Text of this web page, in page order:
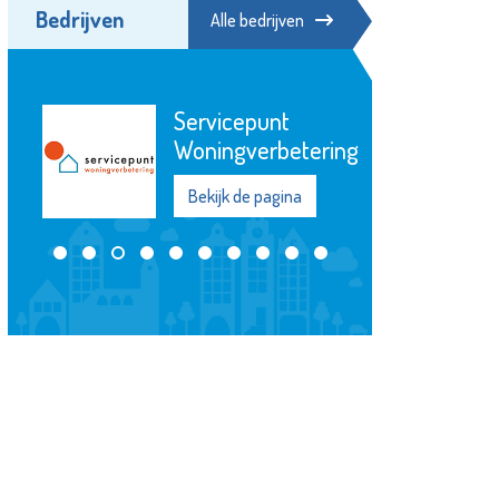
Bedrijven Alle bedrijven
Servicepunt
Woningverbetering
Bekijk de pagina